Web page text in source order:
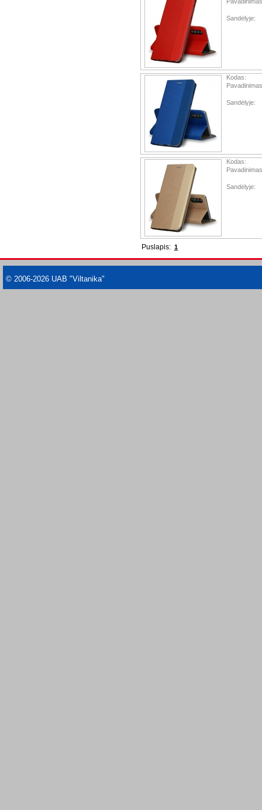
Sandėlyje:
Kodas:
Sandėlyje:
Kodas:
Sandėlyje:
Puslapis: 1
© 2006-2026 UAB "Viltanika"